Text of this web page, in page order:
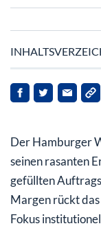
Neue
Solide
Der Hamburger
seinen rasanten
gefüllten
Margen rückt
Fokus